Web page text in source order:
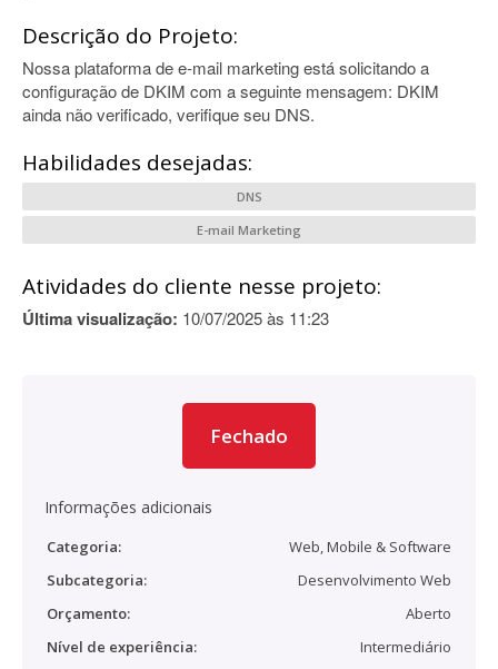
Descrição do Projeto:
Nossa plataforma de e-mail marketing está solicitando a
configuração de DKIM com a seguinte mensagem: DKIM
ainda não verificado, verifique seu DNS.
Habilidades desejadas:
DNS
E-mail Marketing
Atividades do cliente nesse projeto:
Última visualização: 10/07/2025 às 11:23
Fechado
Informações adicionais
Categoria:
Web, Mobile & Software
Subcategoria:
Desenvolvimento Web
Orçamento:
Aberto
Nível de experiência:
Intermediário